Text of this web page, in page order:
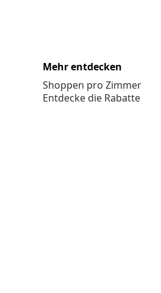
Mehr entdecken
Shoppen pro Zimmer
Entdecke die Rabatte